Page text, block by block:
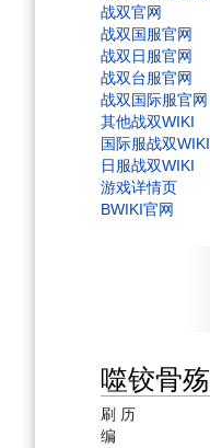
战双官网
战双国服官网
战双日服官网
战双台服官网
战双国际服官网
其他战双WIKI
国际服战双WIKI
日服战双WIKI
游戏详情页
BWIKI官网
噬铰骨殇
刷 历
编